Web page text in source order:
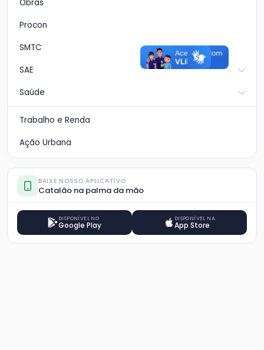
Obras
Procon
SMTC
SAE
Saúde
Trabalho e Renda
Ação Urbana
BAIXE NOSSO APLICATIVO
Catalão na palma da mão
DISPONÍVEL NO
Google Play
DISPONÍVEL NA
App Store